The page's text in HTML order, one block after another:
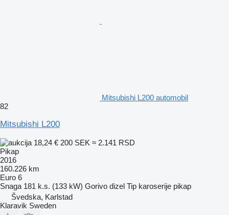
Mitsubishi L200 automobil
82
Mitsubishi L200
18,24 € 200 SEK ≈ 2.141 RSD
Pikap
2016
160.226 km
Euro 6
Snaga 181 k.s. (133 kW) Gorivo dizel Tip karoserije pikap
Švedska, Karlstad
Klaravik Sweden